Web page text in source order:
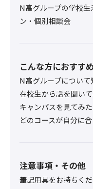
N高グループの学校
ン・個別相談会
こんな方におすすめ
N高グループについて
在校生から話を聞いて
キャンパスを見てみた
どのコースが自分に
注意事項・その他
筆記用具をお持ちく